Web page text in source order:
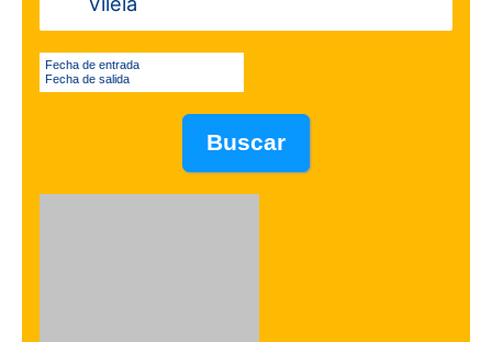
Fecha de entrada
Fecha de salida